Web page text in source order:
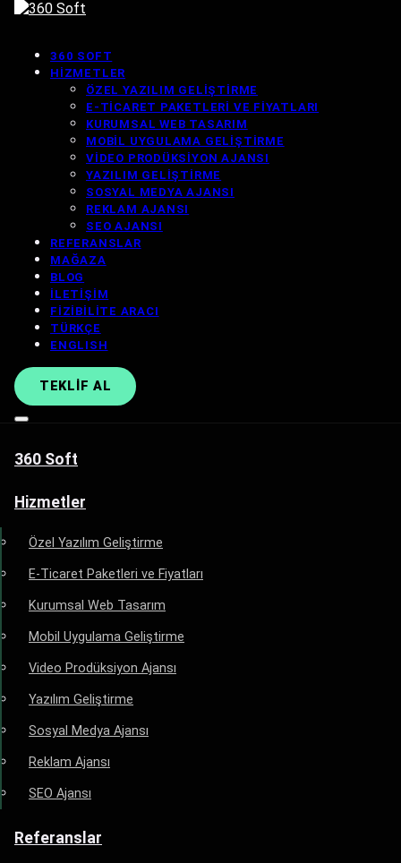
360 SOFT
HIZMETLER
ÖZEL YAZILIM GELIŞTIRME
E-TICARET PAKETLERI VE FIYATLARI
KURUMSAL WEB TASARIM
MOBIL UYGULAMA GELIŞTIRME
VIDEO PRODÜKSIYON AJANSI
YAZILIM GELIŞTIRME
SOSYAL MEDYA AJANSI
REKLAM AJANSI
SEO AJANSI
REFERANSLAR
MAĞAZA
BLOG
İLETIŞIM
FIZIBILITE ARACI
TÜRKÇE
ENGLISH
TEKLIF AL
360 Soft
Hizmetler
Özel Yazılım Geliştirme
E-Ticaret Paketleri ve Fiyatları
Kurumsal Web Tasarım
Mobil Uygulama Geliştirme
Video Prodüksiyon Ajansı
Yazılım Geliştirme
Sosyal Medya Ajansı
Reklam Ajansı
SEO Ajansı
Referanslar